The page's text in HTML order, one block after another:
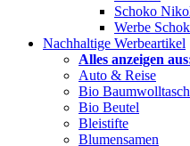
Schoko
Werbe
Nachhaltige Werbeartikel
Alles anzeigen
Auto & Reise
Bio
Bio Beutel
Bleistifte
Blumensamen